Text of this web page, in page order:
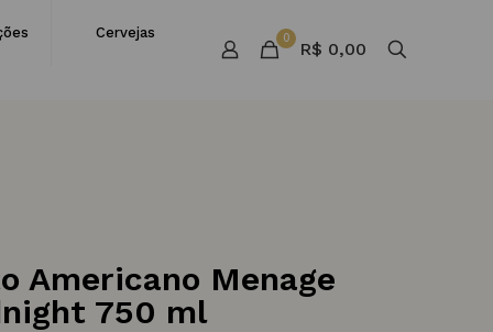
Cervejas 0
R$ 0,00
Americano Menage
750 ml